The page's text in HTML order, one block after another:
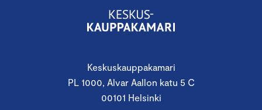
Keskuskauppakamari
PL 1000, Alvar Aallon katu 5 C
00101 Helsinki